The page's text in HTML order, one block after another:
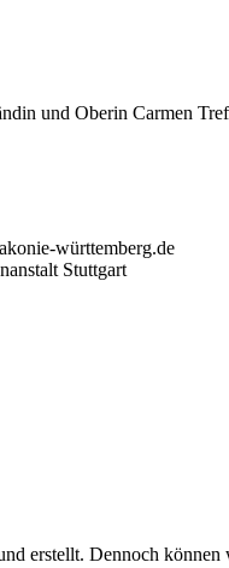
und Oberin Carmen
württemberg.de
Stuttgart
erstellt. Dennoch